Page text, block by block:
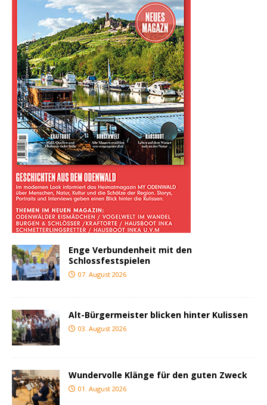
Enge Verbundenheit mit den
Schlossfestspielen
07. August 2026
Alt-Bürgermeister blicken hinter Kulissen
03. August 2026
Wundervolle Klänge für den guten Zweck
01. August 2026